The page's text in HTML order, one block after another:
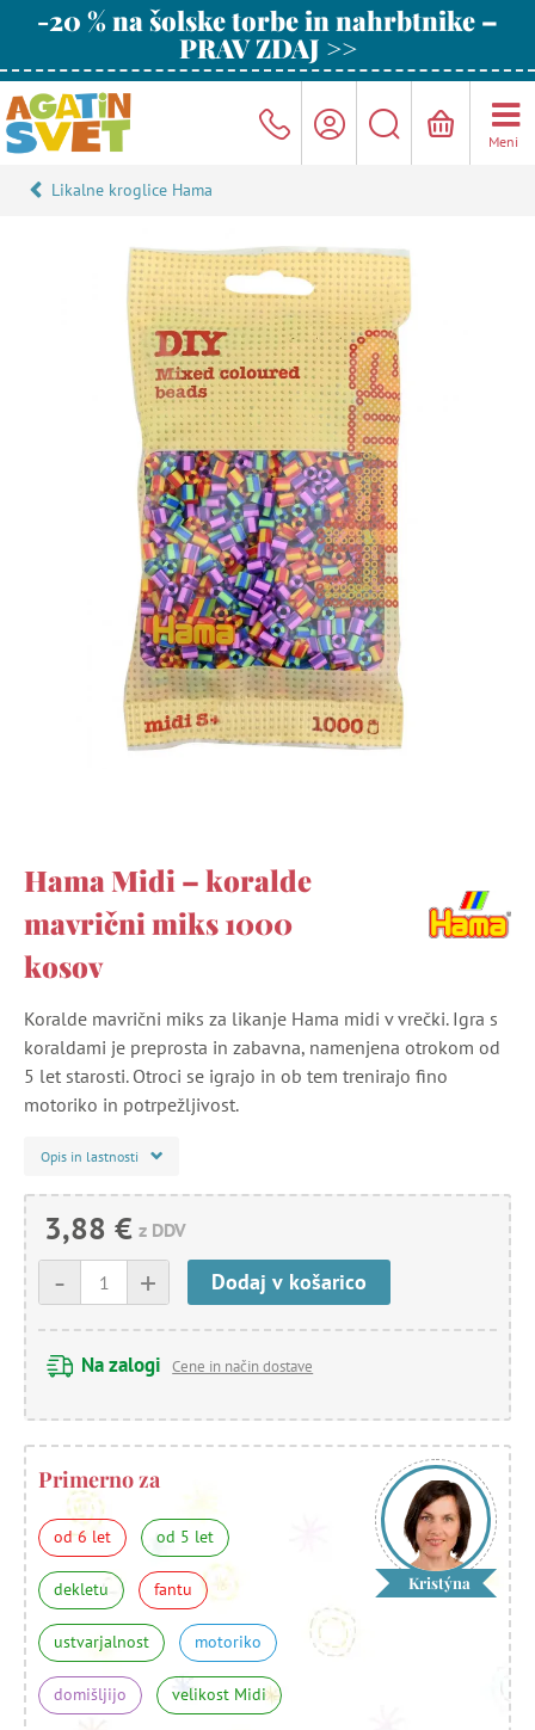
-20 % na šolske torbe in nahrbtnike –
PRAV ZDAJ >>
Meni
Likalne kroglice Hama
Hama Midi – koralde
mavrični miks 1000
kosov
Koralde mavrični miks za likanje Hama midi v vrečki. Igra s
koraldami je preprosta in zabavna, namenjena otrokom od
5 let starosti. Otroci se igrajo in ob tem trenirajo fino
motoriko in potrpežljivost.
Opis in lastnosti
3,88 € z DDV
+
- Dodaj v košarico
Na zalogi Cene in način dostave
Primerno za
od 6 let od 5 let
dekletu fantu
ustvarjalnost motoriko
domišljijo velikost Midi
Kristýna